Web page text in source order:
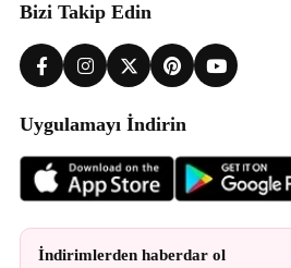
Bizi Takip Edin
Uygulamayı İndirin
İndirimlerden haberdar ol